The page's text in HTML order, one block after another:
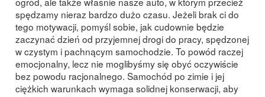
spędzamy nieraz bardzo dużo czasu. Jeżeli brak ci do
tego motywacji, pomyśl sobie, jak cudownie będzie
zaczynać dzień od przyjemnej drogi do pracy, spędzonej
w czystym i pachnącym samochodzie. To powód raczej
emocjonalny, lecz nie moglibyśmy się obyć oczywiście
bez powodu racjonalnego. Samochód po zimie i jej
ciężkich warunkach wymaga solidnej konserwacji, aby